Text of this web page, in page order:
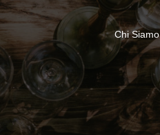
Chi Siamo